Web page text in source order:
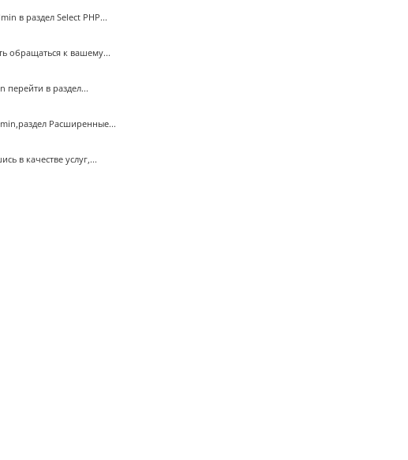
в раздел Select PHP...
обращаться к вашему...
в раздел...
Расширенные...
в качестве услуг,...